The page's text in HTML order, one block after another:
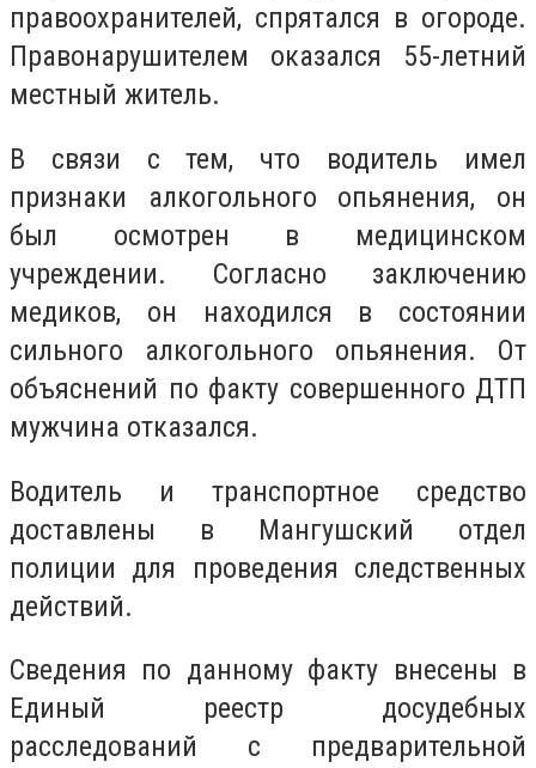
правоохранителей, спрятался в огороде.
Правонарушителем оказался 55-летний
местный житель.
В связи с тем, что водитель имел
признаки алкогольного опьянения, он
был осмотрен в медицинском
учреждении. Согласно заключению
медиков, он находился в состоянии
сильного алкогольного опьянения. От
объяснений по факту совершенного ДТП
мужчина отказался.
Водитель и транспортное средство
доставлены в Мангушский отдел
полиции для проведения следственных
действий.
Сведения по данному факту внесены в
Единый реестр досудебных
расследований с предварительной